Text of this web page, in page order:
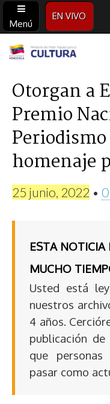
Menú
EN VIVO
Alba
96.3
FM
Otorgan a
Premio
homenaje
25 junio, 2022 •
ESTA NOTICIA
MUCHO
Usted está
nuestros
4 años.
publicación
que personas
pasar como